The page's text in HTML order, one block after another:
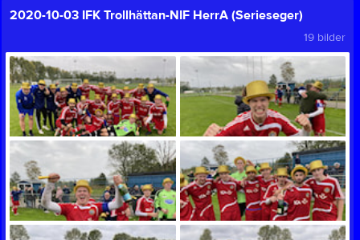
2020-10-03 IFK Trollhättan-NIF HerrA (Serieseger)
19 bilder